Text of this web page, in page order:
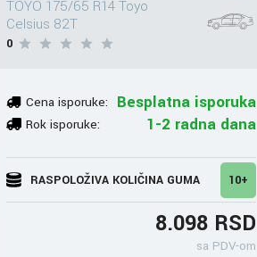
TOYO 175/65 R14 Toyo
Celsius 82T
0
Cena isporuke: Besplatna isporuka
Rok isporuke: 1-2 radna dana
RASPOLOŽIVA KOLIČINA GUMA 10+
8.098 RSD
sa PDV-om